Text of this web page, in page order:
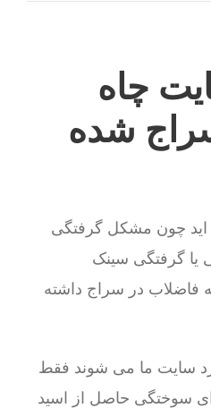
چاه
شده
اید چون مشکل گرفتگی
یا گرفتگی سینک
فاضلاب در سراج داشته
سایت ما می شوند فقط
سوختگی حاصل از اسید